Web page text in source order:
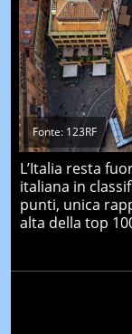
Fonte: 123RF
L’Italia resta
italiana in
punti, unica
alta della top